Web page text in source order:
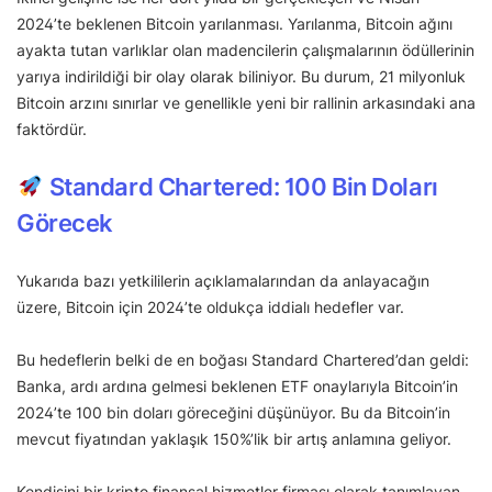
2024’te beklenen Bitcoin yarılanması. Yarılanma, Bitcoin ağını
ayakta tutan varlıklar olan madencilerin çalışmalarının ödüllerinin
yarıya indirildiği bir olay olarak biliniyor. Bu durum, 21 milyonluk
Bitcoin arzını sınırlar ve genellikle yeni bir rallinin arkasındaki ana
faktördür.
Standard Chartered: 100 Bin Doları
Görecek
Yukarıda bazı yetkililerin açıklamalarından da anlayacağın
üzere, Bitcoin için 2024’te oldukça iddialı hedefler var.
Bu hedeflerin belki de en boğası Standard Chartered’dan geldi:
Banka, ardı ardına gelmesi beklenen ETF onaylarıyla Bitcoin’in
2024’te 100 bin doları göreceğini düşünüyor. Bu da Bitcoin’in
mevcut fiyatından yaklaşık 150%’lik bir artış anlamına geliyor.